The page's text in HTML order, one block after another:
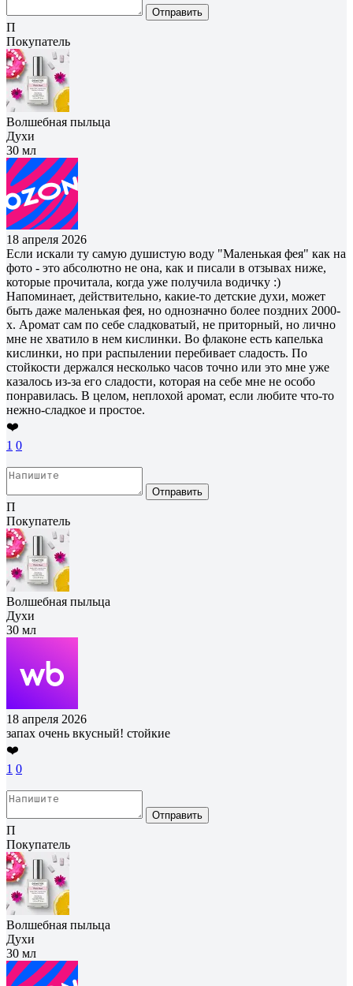
Отправить
П
Покупатель
Волшебная пыльца
Духи
30 мл
18 апреля 2026
Если искали ту самую душистую воду "Маленькая фея" как на
фото - это абсолютно не она, как и писали в отзывах ниже,
которые прочитала, когда уже получила водичку :)
Напоминает, действительно, какие-то детские духи, может
быть даже маленькая фея, но однозначно более поздних 2000-
х. Аромат сам по себе сладковатый, не приторный, но лично
мне не хватило в нем кислинки. Во флаконе есть капелька
кислинки, но при распылении перебивает сладость. По
стойкости держался несколько часов точно или это мне уже
казалось из-за его сладости, которая на себе мне не особо
понравилась. В целом, неплохой аромат, если любите что-то
нежно-сладкое и простое.
❤️
1 0
Отправить
П
Покупатель
Волшебная пыльца
Духи
30 мл
18 апреля 2026
запах очень вкусный! стойкие
❤️
1 0
Отправить
П
Покупатель
Волшебная пыльца
Духи
30 мл